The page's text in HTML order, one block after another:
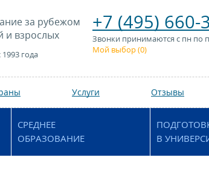
за рубежом
и взрослых
года
+7 (495) 660-
Звонки принимаются с пн по
Мой выбор (0)
Услуги Отзывы
СРЕДНЕЕ
ОБРАЗОВАНИЕ
В